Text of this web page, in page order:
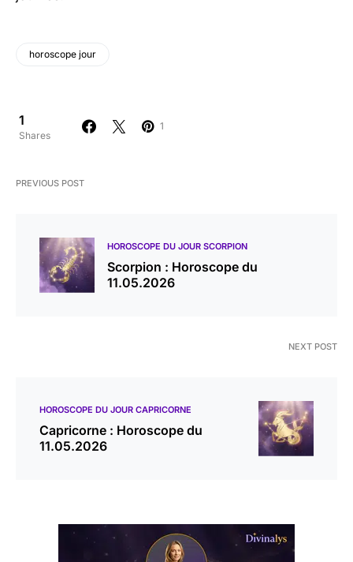
horoscope jour
1
Shares
1
PREVIOUS POST
HOROSCOPE DU JOUR SCORPION
Scorpion : Horoscope du
11.05.2026
NEXT POST
HOROSCOPE DU JOUR CAPRICORNE
Capricorne : Horoscope du
11.05.2026